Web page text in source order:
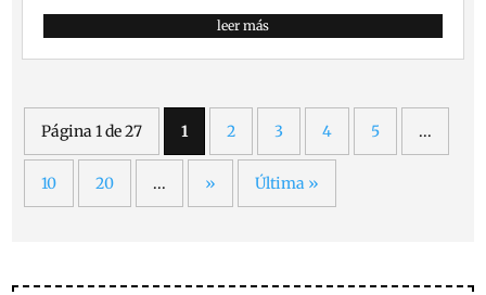
leer más
Página 1 de 27 1 2 3 4 5 ...
10 20 ... » Última »